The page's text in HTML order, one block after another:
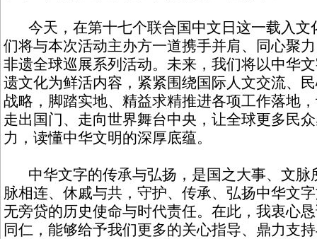
今天，在第十七个联合国中文日这一载入文
们将与本次活动主办方一道携手并肩、同心聚
非遗全球巡展系列活动。未来，我们将以中华
遗文化为鲜活内容，紧紧围绕国际人文交流、
战略，脚踏实地、精益求精推进各项工作落地
走出国门、走向世界舞台中央，让全球更多民
力，读懂中华文明的深厚底蕴。
中华文字的传承与弘扬，是国之大事、文脉
脉相连、休戚与共，守护、传承、弘扬中华文
无旁贷的历史使命与时代责任。在此，我衷心
同仁，能够给予我们更多的关心指导、鼎力支